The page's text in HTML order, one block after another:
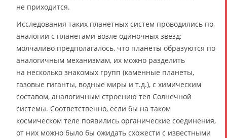
не приходится.
Исследования таких планетных систем проводились по
аналогии с планетами возле одиночных звёзд;
молчаливо предполагалось, что планеты образуются по
аналогичным механизмам, их можно разделить
на несколько знакомых групп (каменные планеты,
газовые гиганты, водные миры и т.д.), с химическим
составом, аналогичным строению тел Солнечной
системы. Соответственно, если бы на таком
космическом теле появились органические соединения,
от них можно было бы ожидать схожести с известными